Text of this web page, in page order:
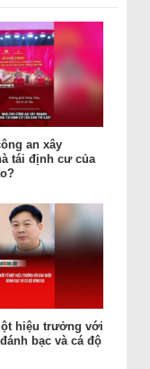
an xây
tái định cư của
hiệu trưởng với
bạc và cá độ